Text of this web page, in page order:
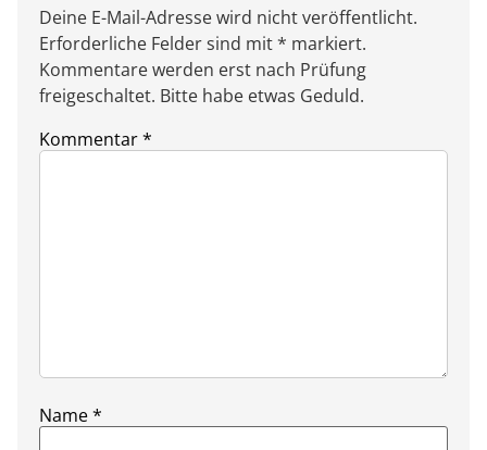
Deine E-Mail-Adresse wird nicht veröffentlicht.
Erforderliche Felder sind mit * markiert.
Kommentare werden erst nach Prüfung
freigeschaltet. Bitte habe etwas Geduld.
Kommentar*
Name*